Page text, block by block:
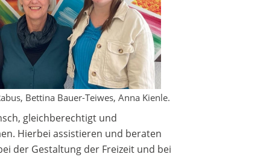
Bettina Bauer-Teiwes, Anna Kienle.
gleichberechtigt und
Hierbei assistieren und beraten
der Gestaltung der Freizeit und bei